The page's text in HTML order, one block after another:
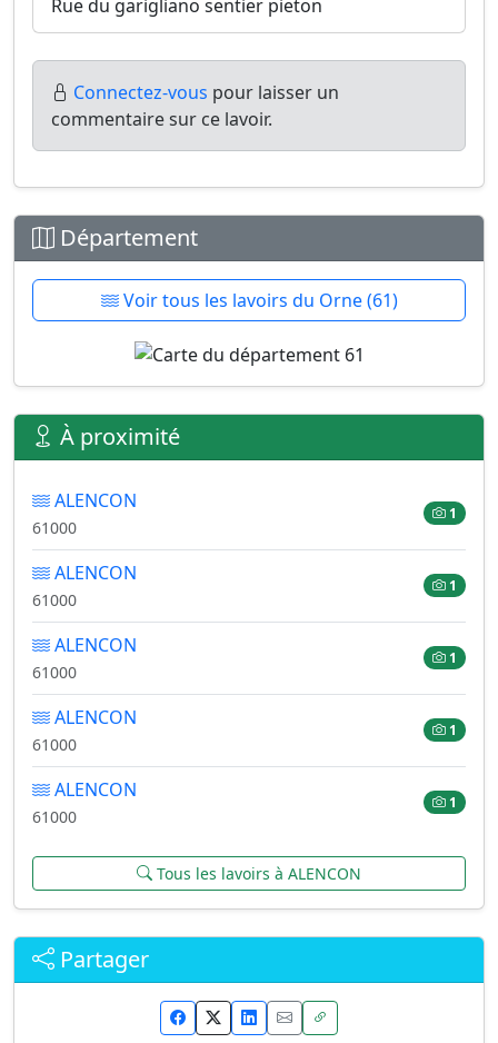
Rue du garigliano sentier pieton
Connectez-vous pour laisser un
commentaire sur ce lavoir.
Département
Voir tous les lavoirs du Orne (61)
À proximité
ALENCON
61000
1
ALENCON
61000
1
ALENCON
61000
1
ALENCON
61000
1
ALENCON
61000
1
Tous les lavoirs à ALENCON
Partager